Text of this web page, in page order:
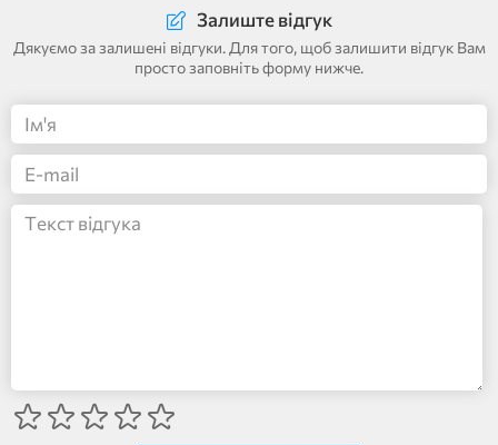
Залиште відгук
Дякуємо за залишені відгуки. Для того, щоб залишити відгук Вам
просто заповніть форму нижче.